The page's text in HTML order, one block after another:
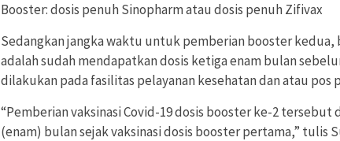
Booster: dosis penuh Sinopharm atau dosis penuh Zifivax
Sedangkan jangka waktu untuk pemberian booster kedua,
adalah sudah mendapatkan dosis ketiga enam bulan
dilakukan pada fasilitas pelayanan kesehatan dan atau pos
“Pemberian vaksinasi Covid-19 dosis booster ke-2
(enam) bulan sejak vaksinasi dosis booster pertama,” tulis